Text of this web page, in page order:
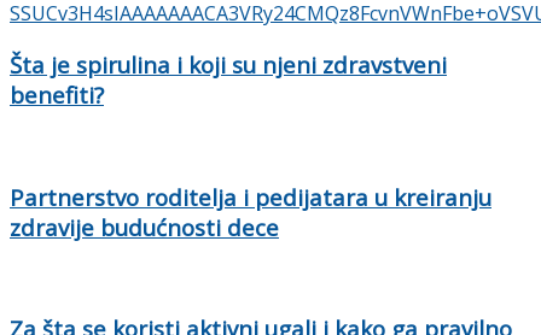
Šta je spirulina i koji su njeni zdravstveni
benefiti?
Partnerstvo roditelja i pedijatara u kreiranju
zdravije budućnosti dece
Za šta se koristi aktivni ugalj i kako ga pravilno